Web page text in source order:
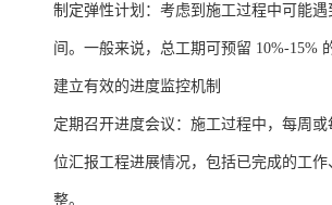
制定弹性计划：考虑到施工过程中可能
间。一般来说，总工期可预留 10%-15%
建立有效的进度监控机制
定期召开进度会议：施工过程中，每周
位汇报工程进展情况，包括已完成的工
整。